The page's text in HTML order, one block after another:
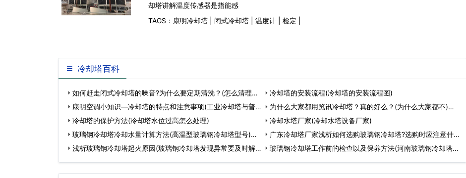
却塔讲解温度传感器是指能感
TAGS： 康明冷却塔| 闭式冷却塔| 温度计| 检定
冷却塔百科
如何赶走闭式冷却塔的噪音?为什么要定期清洗？(怎么清理闭
式冷却塔)…
冷却塔的安装流程(冷却塔的安装流程图)
康明空调小知识—冷却塔的特点和注意事项(工业冷却塔与普通
冷却塔的区…
为什么大家都用览讯冷却塔？真的好么？(为什么大家都不)…
冷却塔的保护方法(冷却塔水位过高怎么处理)
冷却水塔厂家(冷却水塔设备厂家)
玻璃钢冷却塔冷却水量计算方法(高温型玻璃钢冷却塔型号)…
广东冷却塔厂家浅析如何选购玻璃钢冷却塔?选购时应注意什
么?(工业型玻…
浅析玻璃钢冷却塔起火原因(玻璃钢冷却塔发现异常要及时解
决)…
玻璃钢冷却塔工作前的检查以及保养方法(河南玻璃钢冷却塔保
养)…